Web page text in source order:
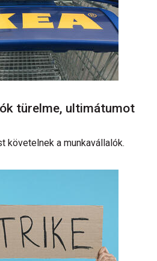
türelme, ultimátumot
követelnek a munkavállalók.